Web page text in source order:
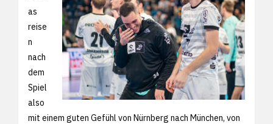
as
reise
n
nach
dem
Spiel
also
mit einem guten Gefühl von Nürnberg nach München, von